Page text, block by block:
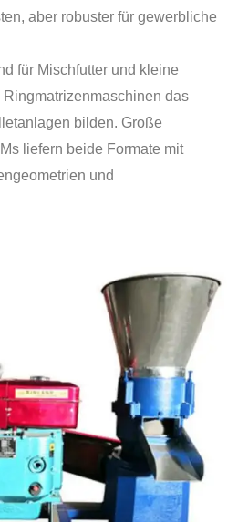
aber robuster für gewerbliche
für Mischfutter und kleine
das
bilden. Große
liefern beide Formate mit
und